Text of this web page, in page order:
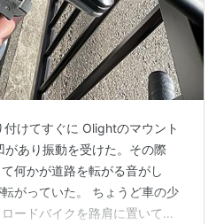
けてすぐに Olightのマウント
あり振動を受けた。その際
何かが道路を転がる音がし
がっていた。 ちょうど車の少
ードバイクを路肩に置いてラ